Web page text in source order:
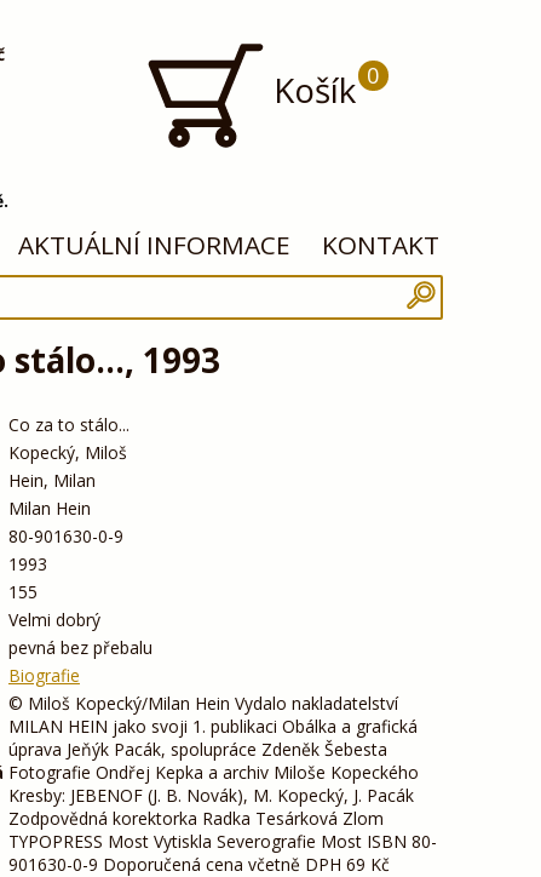
Košík 0
AKTUÁLNÍ INFORMACE KONTAKT
stálo..., 1993
Co za to stálo...
Kopecký, Miloš
Hein, Milan
Milan Hein
80-901630-0-9
1993
155
Velmi dobrý
pevná bez přebalu
Biografie
© Miloš Kopecký/Milan Hein Vydalo nakladatelství
MILAN HEIN jako svoji 1. publikaci Obálka a grafická
úprava Jeňýk Pacák, spolupráce Zdeněk Šebesta
Fotografie Ondřej Kepka a archiv Miloše Kopeckého
Kresby: JEBENOF (J. B. Novák), M. Kopecký, J. Pacák
Zodpovědná korektorka Radka Tesárková Zlom
TYPOPRESS Most Vytiskla Severografie Most ISBN 80-
901630-0-9 Doporučená cena včetně DPH 69 Kč